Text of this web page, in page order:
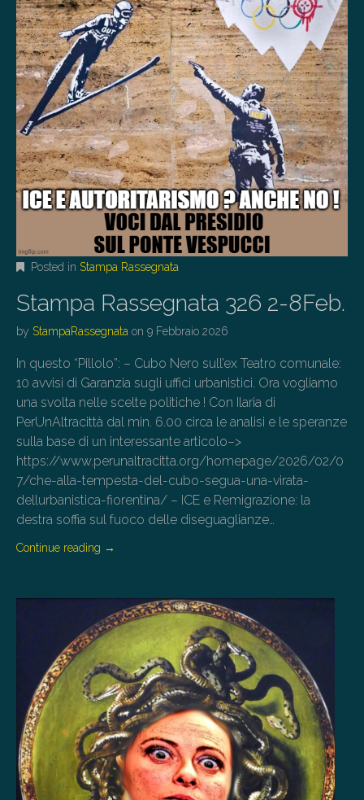
Posted in Stampa Rassegnata
Stampa Rassegnata 326 2-8Feb.
by StampaRassegnata on 9 Febbraio 2026
In questo “Pillolo”: – Cubo Nero sull’ex Teatro comunale:
10 avvisi di Garanzia sugli uffici urbanistici. Ora vogliamo
una svolta nelle scelte politiche ! Con Ilaria di
PerUnAltracittà dal min. 6.00 circa le analisi e le speranze
sulla base di un interessante articolo–>
https://www.perunaltracitta.org/homepage/2026/02/0
7/che-alla-tempesta-del-cubo-segua-una-virata-
dellurbanistica-fiorentina/ – ICE e Remigrazione: la
destra soffia sul fuoco delle diseguaglianze…
Continue reading →